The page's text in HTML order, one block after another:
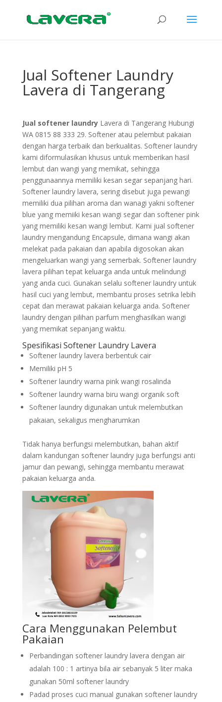
Jual Softener Laundry
Lavera di Tangerang
Jual softener laundryLavera di Tangerang Hubungi
WA 0815 88 333 29. Softener atau pelembut pakaian
dengan harga terbaik dan berkualitas. Softener laundry
kami diformulasikan khusus untuk memberikan hasil
lembut dan wangi yang memikat, sehingga
penggunaannya memiliki kesan segar sepanjang hari.
Softener laundry lavera, sering disebut juga pewangi
memiliki dua pilihan aroma dan wanagi yakni softener
blue yang memiiki kesan wangi segar dan softener pink
yang memiliki kesan wangi lembut. Kami jual softener
laundry mengandung Encapsule, dimana wangi akan
melekat pada pakaian dan apabila digosokan akan
mengeluarkan wangi yang semerbak. Softener laundry
lavera pilihan tepat keluarga anda untuk melindungi
yang anda cuci. Gunakan selalu softener laundry untuk
hasil cuci yang lembut, membantu proses setrika lebih
cepat dan merawat pakaian keluarga anda. Softener
laundry dengan pilihan parfum menghasilkan wangi
yang memikat sepanjang waktu.
Spesifikasi Softener Laundry Lavera
Softener laundry lavera berbentuk cair
Memiliki pH 5
Softener laundry warna pink wangi rosalinda
Softener laundry warna biru wangi organik soft
Softener laundry digunakan untuk melembutkan
pakaian, sekaligus mengharumkan
Tidak hanya berfungsi melembutkan, bahan aktif
dalam kandungan softener laundry juga berfungsi anti
jamur dan pewangi, sehingga membantu merawat
pakaian keluarga anda.
Cara Menggunakan Pelembut
Pakaian
Perbandingan softener laundry lavera dengan air
adalah 100 : 1 artinya bila air sebanyak 5 liter maka
gunakan 50ml softener laundry
Padad proses cuci manual gunakan softener laundry